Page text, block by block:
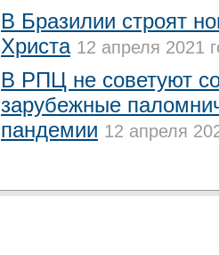
В Бразилии строят
Христа 12 апреля 2021
В РПЦ не советуют
зарубежные
пандемии 12 апреля